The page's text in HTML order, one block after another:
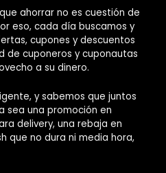
ahorrar no es cuestión de
eso, cada día buscamos y
cupones y descuentos
de cuponeros y cuponautas
a su dinero.
y sabemos que juntos
sea una promoción en
delivery, una rebaja en
que no dura ni media hora,